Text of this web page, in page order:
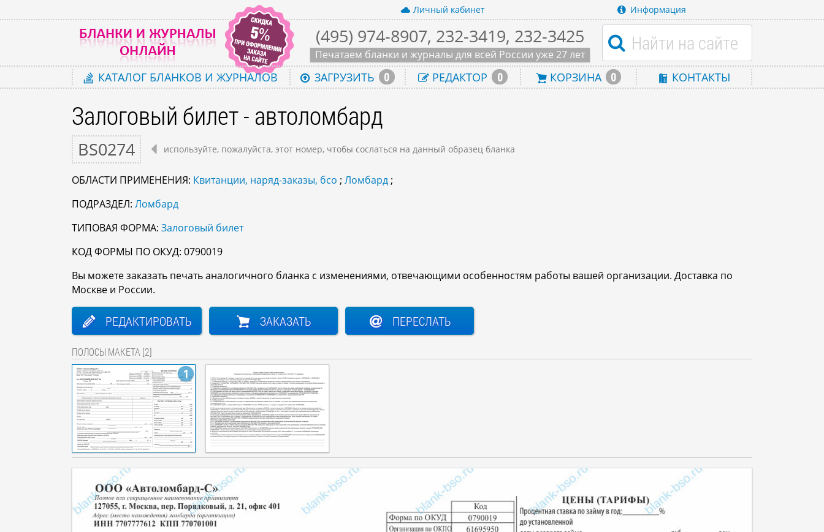
Личный кабинет Информация
(495) 974-8907, 232-3419, 232-3425
Печатаем бланки и журналы для всей России уже 27 лет
КАТАЛОГ БЛАНКОВ И ЖУРНАЛОВ ЗАГРУЗИТЬ 0 РЕДАКТОР 0 КОРЗИНА 0 КОНТАКТЫ
Залоговый билет - автоломбард
BS0274 используйте, пожалуйста, этот номер, чтобы сослаться на данный образец бланка
ОБЛАСТИ ПРИМЕНЕНИЯ: Квитанции, наряд-заказы, бсо ; Ломбард ;
ПОДРАЗДЕЛ: Ломбард
ТИПОВАЯ ФОРМА: Залоговый билет
КОД ФОРМЫ ПО ОКУД: 0790019
Вы можете заказать печать аналогичного бланка с изменениями, отвечающими особенностям работы вашей организации. Доставка по
Москве и России.
РЕДАКТИРОВАТЬ ЗАКАЗАТЬ ПЕРЕСЛАТЬ
ПОЛОСЫ МАКЕТА [2]
1